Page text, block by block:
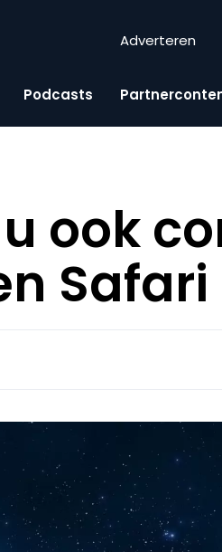
Adverteren
Podcasts
ook
Safari